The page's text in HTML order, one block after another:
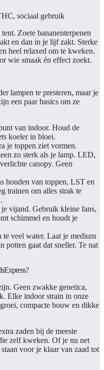
sociaal gebruik
Zoete bananenterpenen
en dan in je lijf zakt. Sterke
heel relaxed om te kweken.
wie smaak én effect zoekt.
lampen te presteren, maar je
een paar basics om ze
van indoor. Houd de
koeler in bloei.
je toppen ziet vormen.
zo sterk als je lamp. LED,
canopy. Geen
houden van toppen, LST en
trainen om alles strak te
je vijand. Gebruik kleine fans,
schimmel en houdt je
veel water. Laat je medium
potten gaat dat sneller. Te nat
Geen zwakke genetica,
Elke indoor strain in onze
compacte bouw en dikke
zaden bij de meeste
zelf kweken. Of je nu net
voor je klaar van zaad tot